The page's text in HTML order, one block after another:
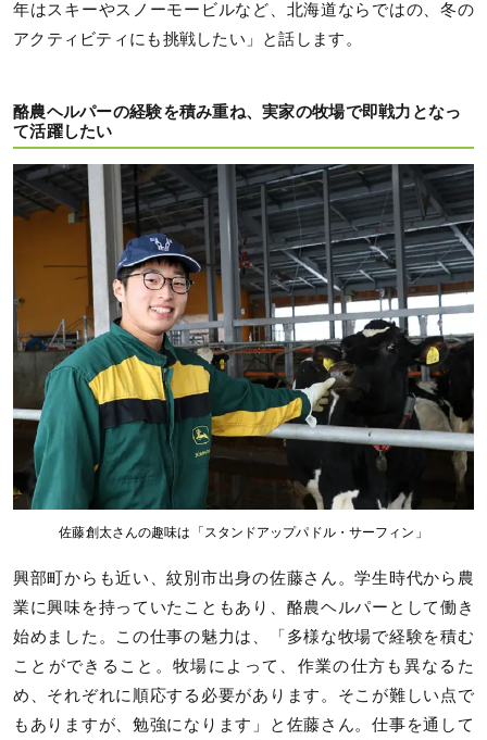
年はスキーやスノーモービルなど、北海道ならではの、冬の
アクティビティにも挑戦したい」と話します。
酪農ヘルパーの経験を積み重ね、実家の牧場で即戦力となっ
て活躍したい
佐藤創太さんの趣味は「スタンドアップパドル・サーフィン」
興部町からも近い、紋別市出身の佐藤さん。学生時代から農
業に興味を持っていたこともあり、酪農ヘルパーとして働き
始めました。この仕事の魅力は、「多様な牧場で経験を積む
ことができること。牧場によって、作業の仕方も異なるた
め、それぞれに順応する必要があります。そこが難しい点で
もありますが、勉強になります」と佐藤さん。仕事を通して